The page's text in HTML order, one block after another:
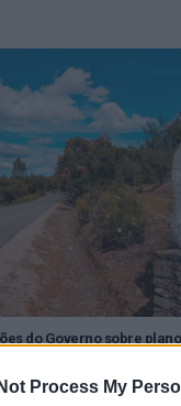
Process My
do Governo sobre
do Governo